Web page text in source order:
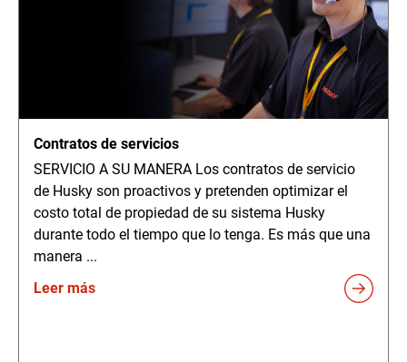
Contratos de servicios
SERVICIO A SU MANERA Los contratos de servicio
de Husky son proactivos y pretenden optimizar el
costo total de propiedad de su sistema Husky
durante todo el tiempo que lo tenga. Es más que una
manera ...
Leer más